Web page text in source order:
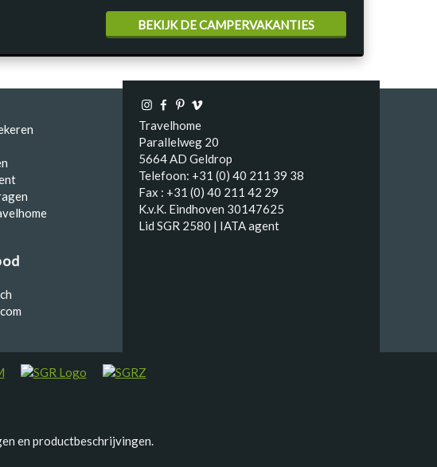
BEKIJK DE CAMPERVAKANTIES
Travelhome
Parallelweg 20
5664 AD Geldrop
Telefoon: +31 (0) 40 211 39 38
Fax : +31 (0) 40 211 42 29
K.v.K. Eindhoven 30147625
Lid SGR 2580 | IATA agent
en productbeschrijvingen.